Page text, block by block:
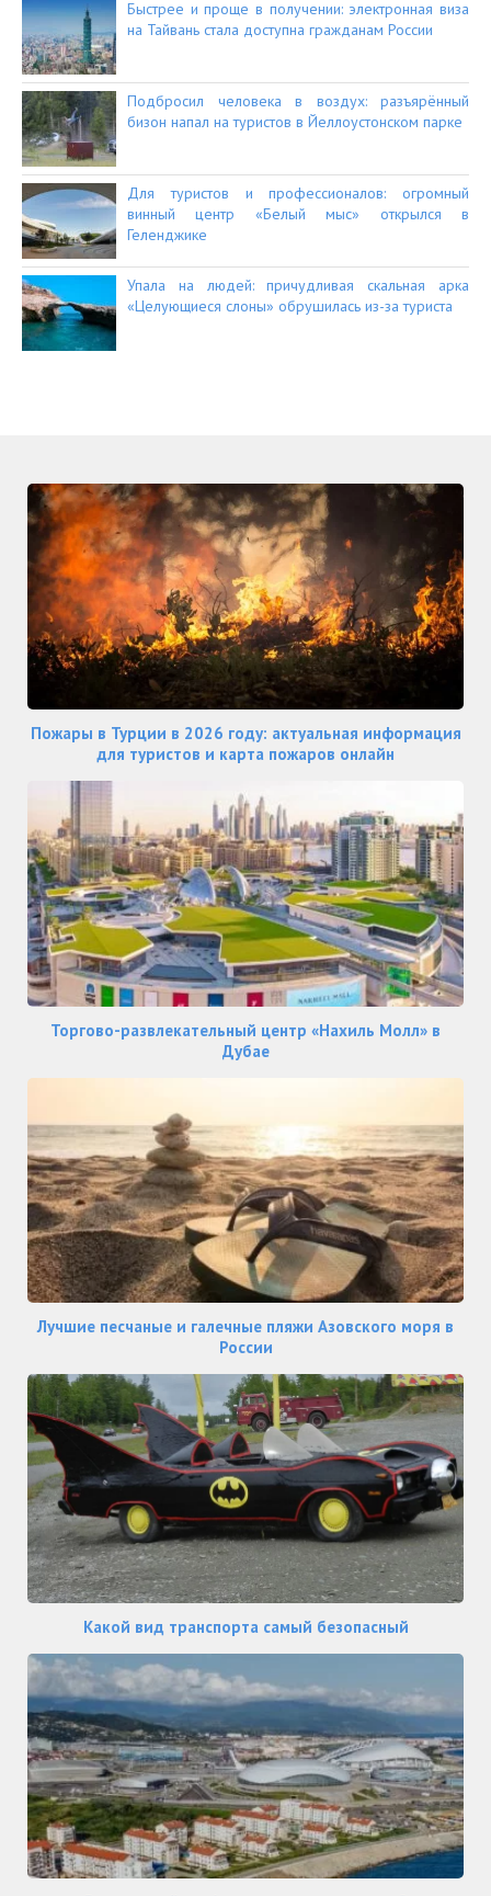
Быстрее и проще в получении: электронная виза
на Тайвань стала доступна гражданам России
Подбросил человека в воздух: разъярённый
бизон напал на туристов в Йеллоустонском парке
Для туристов и профессионалов: огромный
винный центр «Белый мыс» открылся в
Геленджике
Упала на людей: причудливая скальная арка
«Целующиеся слоны» обрушилась из-за туриста
Пожары в Турции в 2026 году: актуальная информация
для туристов и карта пожаров онлайн
Торгово-развлекательный центр «Нахиль Молл» в
Дубае
Лучшие песчаные и галечные пляжи Азовского моря в
России
Какой вид транспорта самый безопасный